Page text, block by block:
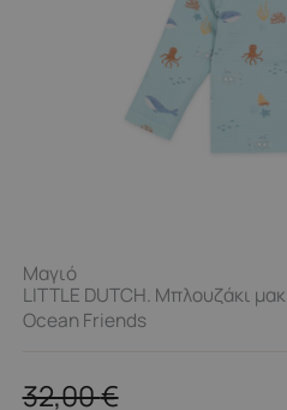
Μαγιό
LITTLE DUTCH. Μπλουζάκι
Ocean Friends
32,00€